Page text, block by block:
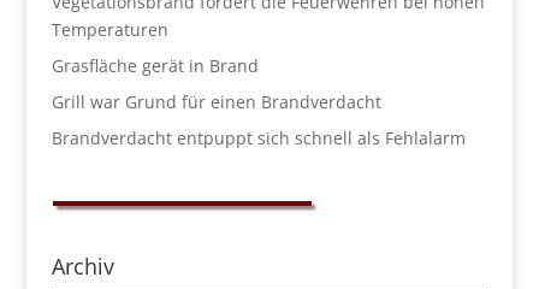
Temperaturen
Grasfläche gerät in Brand
Grill war Grund für einen Brandverdacht
Brandverdacht entpuppt sich schnell als Fehlalarm
Archiv